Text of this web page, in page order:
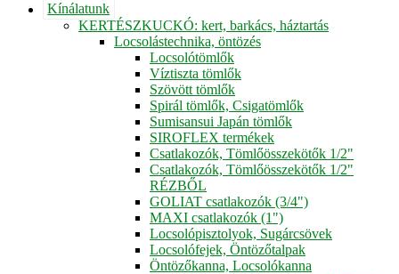
Kínálatunk
KERTÉSZKUCKÓ: kert, barkács, háztartás
Locsolástechnika, öntözés
Locsolótömlők
Víztiszta tömlők
Szövött tömlők
Spirál tömlők, Csigatömlők
Sumisansui Japán tömlők
SIROFLEX termékek
Csatlakozók, Tömlőösszekötők 1/2"
Csatlakozók, Tömlőösszekötők 1/2"
RÉZBŐL
GOLIAT csatlakozók (3/4")
MAXI csatlakozók (1")
Locsolópisztolyok, Sugárcsövek
Locsolófejek, Öntözőtalpak
Öntözőkanna, Locsolókanna